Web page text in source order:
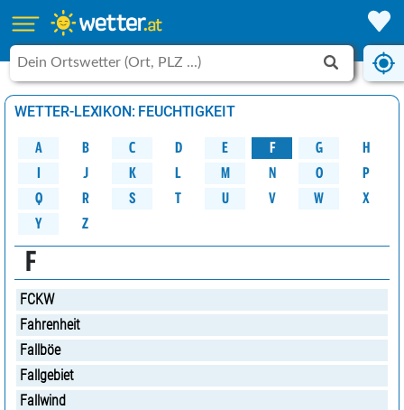
WETTER-LEXIKON: FEUCHTIGKEIT
A B C D E F G H
J K L M N O
P
Q
R S T U V W X
Y Z
F
FCKW
Fahrenheit
Fallböe
Fallgebiet
Fallwind